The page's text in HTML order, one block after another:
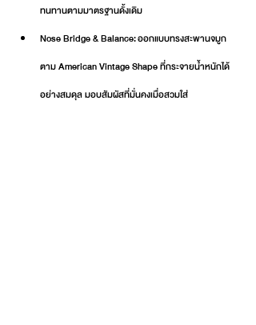
ทนทานตามมาตรฐานดั้งเดิม
Nose Bridge & Balance: ออกแบบทรงสะพานจมูก
ตาม American Vintage Shape ที่กระจายน้ำหนักได้
อย่างสมดุล มอบสัมผัสที่มั่นคงเมื่อสวมใส่